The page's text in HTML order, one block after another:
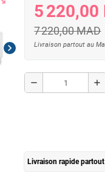
chevron_right
5 220,00
7 220,00 MAD
Livraison partout au
remove add
Livraison rapide